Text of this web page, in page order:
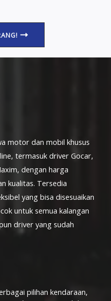
motor dan mobil khusus
termasuk driver Gocar,
dengan harga
kualitas. Tersedia
yang bisa disesuaikan
untuk semua kalangan
driver yang sudah
pilihan kendaraan,